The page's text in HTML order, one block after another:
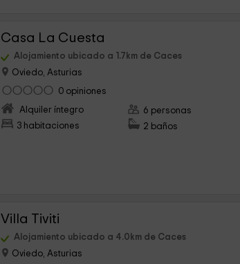
Casa La Cuesta
Alojamiento ubicado a 1.7km de Caces
Oviedo, Asturias
0 opiniones
Alquiler íntegro
3 habitaciones
6 personas
2 baños
Villa Tiviti
Alojamiento ubicado a 4.0km de Caces
Oviedo, Asturias